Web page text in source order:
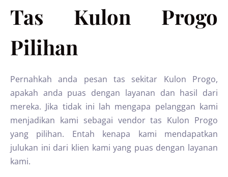
Tas Kulon Progo
Pilihan
Pernahkah anda pesan tas sekitar Kulon Progo,
apakah anda puas dengan layanan dan hasil dari
mereka. Jika tidak ini lah mengapa pelanggan kami
menjadikan kami sebagai vendor tas Kulon Progo
yang pilihan. Entah kenapa kami mendapatkan
julukan ini dari klien kami yang puas dengan layanan
kami.